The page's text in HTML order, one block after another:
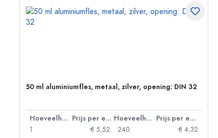
50 ml aluminiumfles, metaal, zilver, opening: DIN 32
Hoeveelheid Prijs per eenheid Hoeveelheid
Prijs per eenheid
1
€ 5,52
240
€ 4,32